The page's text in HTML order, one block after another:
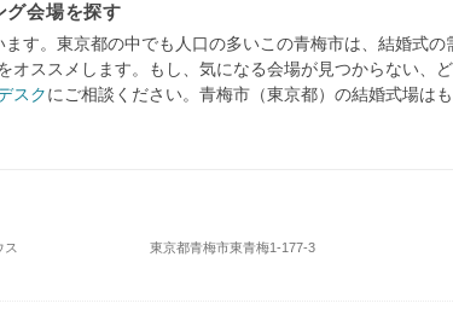
グ会場を探す
す。東京都の中でも人口の多いこの青梅市は、結婚式
オススメします。もし、気になる会場が見つからない、
スクにご相談ください。青梅市（東京都）の結婚式場は
ス 東京都青梅市東青梅1-177-3